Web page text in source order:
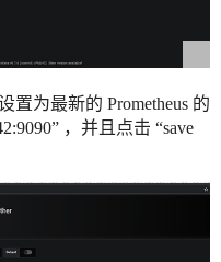
置为最新的 Prometheus 的
，并且点击 “save